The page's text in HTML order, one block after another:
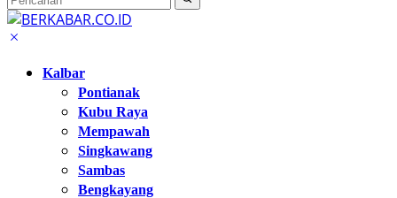
Kalbar
Pontianak
Kubu Raya
Mempawah
Singkawang
Sambas
Bengkayang